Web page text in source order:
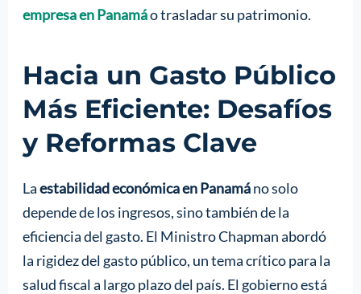
empresa en Panamáo trasladar su patrimonio.
Hacia un Gasto Público
Más Eficiente: Desafíos
y Reformas Clave
Laestabilidad económica en Panamáno solo
depende de los ingresos, sino también de la
eficiencia del gasto. El Ministro Chapman abordó
la rigidez del gasto público, un tema crítico para la
salud fiscal a largo plazo del país. El gobierno está